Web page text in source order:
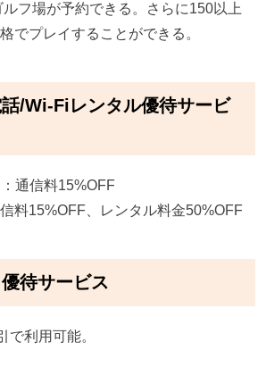
フ場が予約できる。さらに150以上
でプレイすることができる。
/Wi-Fiレンタル優待サービ
通信料15%OFF
料15%OFF、レンタル料金50%OFF
待サービス
で利用可能。